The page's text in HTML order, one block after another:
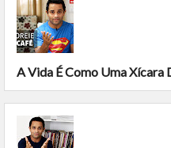
A Vida É Como Uma